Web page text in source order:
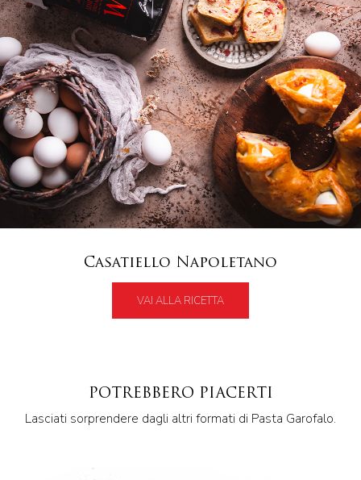
Casatiello Napoletano
VAI ALLA RICETTA
POTREBBERO PIACERTI
Lasciati sorprendere dagli altri formati di Pasta Garofalo.